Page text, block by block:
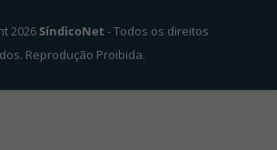
2026SíndicoNet - Todos os direitos
Reprodução Proibida.